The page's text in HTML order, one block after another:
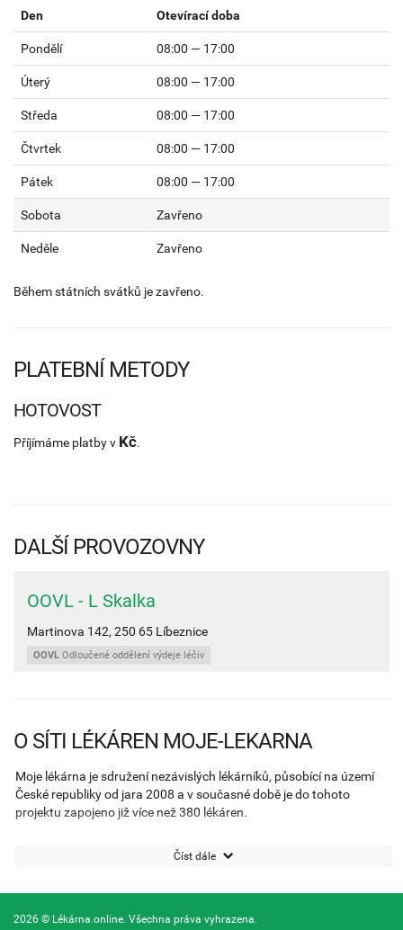
Den Otevírací doba
Pondělí 08:00 — 17:00
Úterý 08:00 — 17:00
Středa 08:00 — 17:00
Čtvrtek 08:00 — 17:00
Pátek 08:00 — 17:00
Sobota Zavřeno
Neděle Zavřeno
Během státních svátků je zavřeno.
PLATEBNÍ METODY
HOTOVOST
Příjímáme platby v Kč.
DALŠÍ PROVOZOVNY
OOVL - L Skalka
Martinova 142, 250 65 Líbeznice
OOVL Odloučené oddělení výdeje léčiv
O SÍTI LÉKÁREN MOJE-LEKARNA
Moje lékárna je sdružení nezávislých lékárníků, působící na území
České republiky od jara 2008 a v současné době je do tohoto
projektu zapojeno již více než 380 lékáren.
Cílem tohoto seskupení je zkvalitnění nabídky výrobků a služeb za
o problémech spojených se stářím. Lékárny tohoto sdružení jsou
Číst dále
2026 © Lékárna.online. Všechna práva vyhrazena.